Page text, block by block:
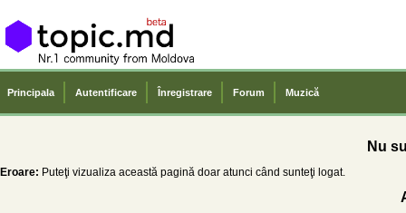
Principala Autentificare Înregistrare Forum Muzică
Nu
Eroare: Puteţi vizualiza această pagină doar atunci când sunteţi logat.